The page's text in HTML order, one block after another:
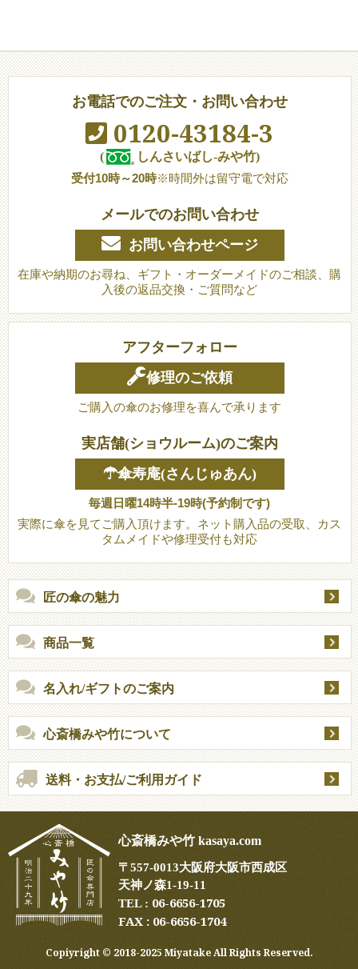
お電話でのご注文・お問い合わせ
0120-43184-3
(
しんさいばし-みや竹)
受付10時～20時※時間外は留守電で対応
メールでのお問い合わせ
お問い合わせページ
在庫や納期のお尋ね、ギフト・オーダーメイドのご相談、購
入後の返品交換・ご質問など
アフターフォロー
修理のご依頼
ご購入の傘のお修理を喜んで承ります
実店舗(ショウルーム)のご案内
☂傘寿庵(さんじゅあん)
毎週日曜14時半-19時(予約制です)
実際に傘を見てご購入頂けます。ネット購入品の受取、カス
タムメイドや修理受付も対応
匠の傘の魅力
商品一覧
名入れ/ギフトのご案内
心斎橋みや竹について
送料・お支払/ご利用ガイド
心斎橋みや竹 kasaya.com
〒557-0013大阪府大阪市西成区
天神ノ森1-19-11
TEL : 06-6656-1705
FAX : 06-6656-1704
Copiyright ©︎ 2018-2025 Miyatake All Rights Reserved.